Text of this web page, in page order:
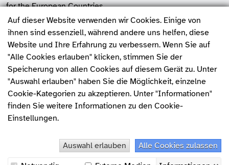
Fehler melden
for the European Countries
SHV
Spitzenverband der
Heilmittelverbände e.V.
WFOT
World Federation of
Occupational Therapists
charta der vielfalt
© 2026, Deutscher Verband Ergotherapie e.V.
Auf dieser Website verwenden wir Cookies. Einige von
ihnen sind essenziell, während andere uns helfen, diese
Website und Ihre Erfahrung zu verbessern. Wenn Sie auf
"Alle Cookies erlauben" klicken, stimmen Sie der
Speicherung von allen Cookies auf diesem Gerät zu. Unter
"Auswahl erlauben" haben Sie die Möglichkeit, einzelne
Cookie-Kategorien zu akzeptieren. Unter "Informationen"
finden Sie weitere Informationen zu den Cookie-
Einstellungen.
Auswahl erlauben
Alle Cookies zulassen